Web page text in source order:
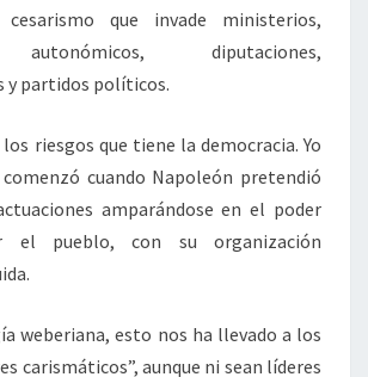
que invade ministerios,
diputaciones,
y partidos políticos.
riesgos que tiene la democracia. Yo
cuando Napoleón pretendió
amparándose en el poder
el pueblo, con su organización
weberiana, esto nos ha llevado a los
carismáticos”, aunque ni sean líderes